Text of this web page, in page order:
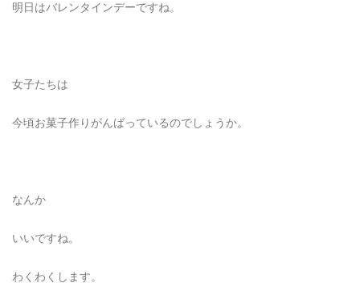
明日はバレンタインデーですね。
女子たちは
今頃お菓子作りがんばっているのでしょうか。
なんか
いいですね。
わくわくします。